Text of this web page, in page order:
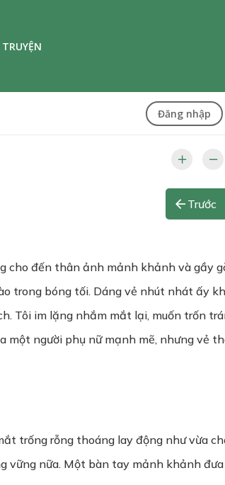
Đăng nhập
Trước
cho đến thân ảnh mảnh khảnh và gầy
trong bóng tối. Dáng vẻ nhút nhát ấy
Tôi im lặng nhắm mắt lại, muốn trốn
một người phụ nữ mạnh mẽ, nhưng vẻ
trống rỗng thoáng lay động như vừa
vững nữa. Một bàn tay mảnh khảnh